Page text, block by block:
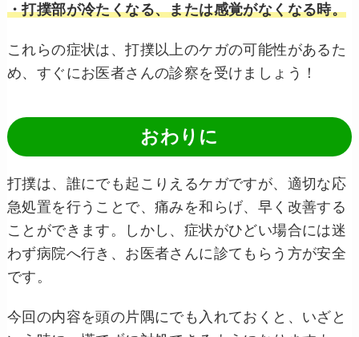
・打撲部が冷たくなる、または感覚がなくなる時。
これらの症状は、打撲以上のケガの可能性があるた
め、すぐにお医者さんの診察を受けましょう！
おわりに
打撲は、誰にでも起こりえるケガですが、適切な応
急処置を行うことで、痛みを和らげ、早く改善する
ことができます。しかし、症状がひどい場合には迷
わず病院へ行き、お医者さんに診てもらう方が安全
です。
今回の内容を頭の片隅にでも入れておくと、いざと